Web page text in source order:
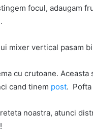
focul, adaugam
mixer vertical pasam
cu crutoane. Aceasta
cand tinem post. Pofta
noastra, atunci